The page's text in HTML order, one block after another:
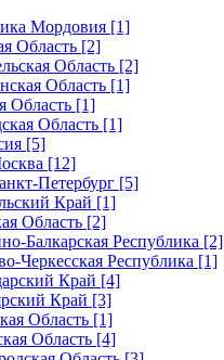
Мордовия [1]
Область [2]
Область [2]
Область [1]
Область [1]
Область [1]
[5]
[12]
Петербург [5]
Край [1]
Область [2]
Балкарская Республика [2]
Черкесская Республика [1]
Край [4]
Край [3]
Область [1]
Область [4]